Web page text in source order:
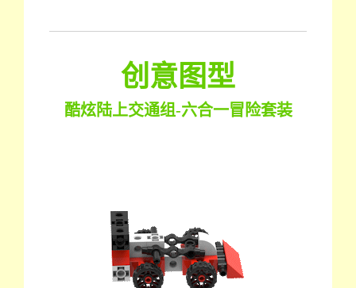
创意图型
酷炫陆上交通组-六合一冒险套装